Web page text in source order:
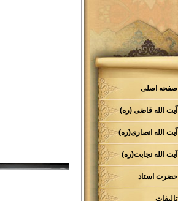
صفحه اصلی
آیت الله قاضی (ره)
آیت الله انصاری(ره)
آیت الله نجابت(ره)
حضرت استاد
تالیفات